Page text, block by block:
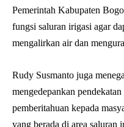
Pemerintah Kabupaten
fungsi saluran irigasi agar
mengalirkan air dan
Rudy Susmanto juga
mengedepankan
pemberitahuan kepada
yang berada di area saluran